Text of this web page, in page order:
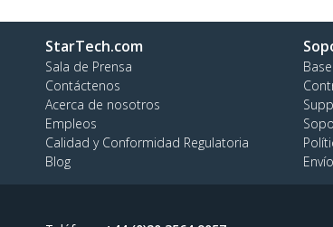
StarTech.com
Sala de Prensa
Contáctenos
Acerca de nosotros
Empleos
Calidad y Conformidad Regulatoria
Blog
Envío